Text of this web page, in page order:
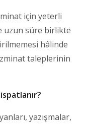
için yeterli
uzun süre birlikte
hâlinde
taleplerinin
yazışmalar,